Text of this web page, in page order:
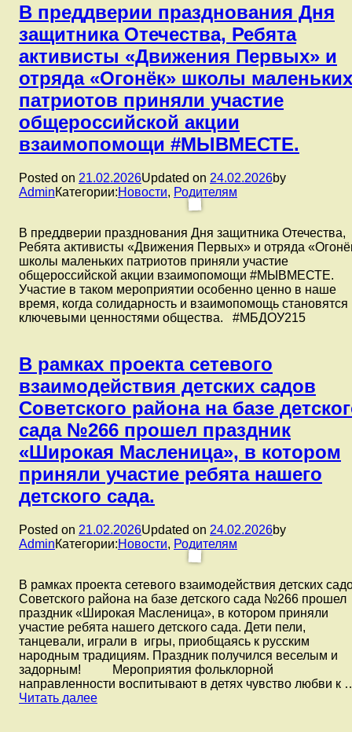
инновационной
площадки:
«Беседы
о
важном»
в
Единства
народов
России
в
группе
5
неделя:
«Ой
ты
Масленица»,
с
целью
расширения
и
воспитания
интереса
к
русским
народным
праздникам
и
традициям,
связанным
с
весны
и
В преддверии празднования Дня
защитника Отечества, Ребята
активисты «Движения Первых» и
отряда «Огонёк» школы маленьких
патриотов ​приняли участие
общероссийской акции
взаимопомощи #МЫВМЕСТЕ.
Posted on 21.02.2026Updated on 24.02.2026by
AdminКатегории:Новости, Родителям
В преддверии празднования Дня защитника Отечества,
Ребята активисты «Движения Первых» и отряда
школы маленьких патриотов ​приняли участие
общероссийской акции взаимопомощи #МЫВМЕСТЕ.
Участие в таком мероприятии особенно ценно в наше
время, когда солидарность и взаимопомощь становятся
ключевыми ценностями общества. #МБДОУ215
В рамках проекта сетевого
взаимодействия детских садов
Советского района на базе
сада №266 прошел праздник
«Широкая Масленица», в котором
приняли участие ребята нашего
детского сада.
Posted on 21.02.2026Updated on 24.02.2026by
AdminКатегории:Новости, Родителям
В рамках проекта сетевого взаимодействия детских
Советского района на базе детского сада №266 прошел
праздник «Широкая Масленица», в котором приняли
участие ребята нашего детского сада. Дети пели,
танцевали, играли в игры, приобщаясь к русским
народным традициям. Праздник получился веселым и
задорным! Мероприятия фольклорной
направленности воспитывают в детях чувство любви к
Читать далееВ